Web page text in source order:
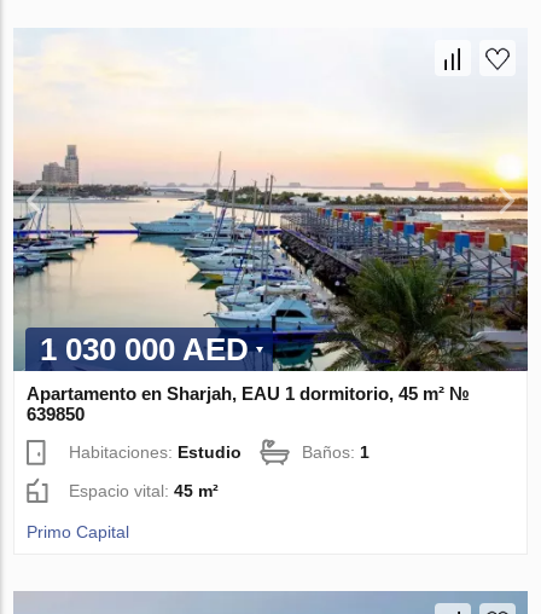
1 030 000 AED
Apartamento en Sharjah, EAU 1 dormitorio, 45 m² №
639850
Habitaciones: Estudio Baños: 1
Espacio vital:45 m²
Primo Capital